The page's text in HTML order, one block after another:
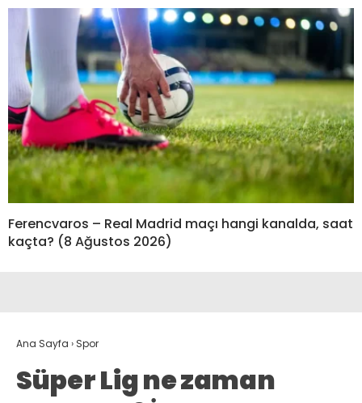
Ferencvaros – Real Madrid maçı hangi kanalda, saat
kaçta? (8 Ağustos 2026)
Ana Sayfa › Spor
Süper Lig ne zaman